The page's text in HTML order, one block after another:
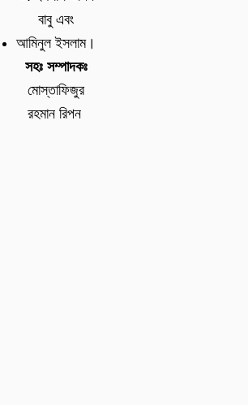
বাবু এবং
আমিনুল ইসলাম।
সহঃ সম্পাদকঃ
মোস্তাফিজুর
রহমান রিপন